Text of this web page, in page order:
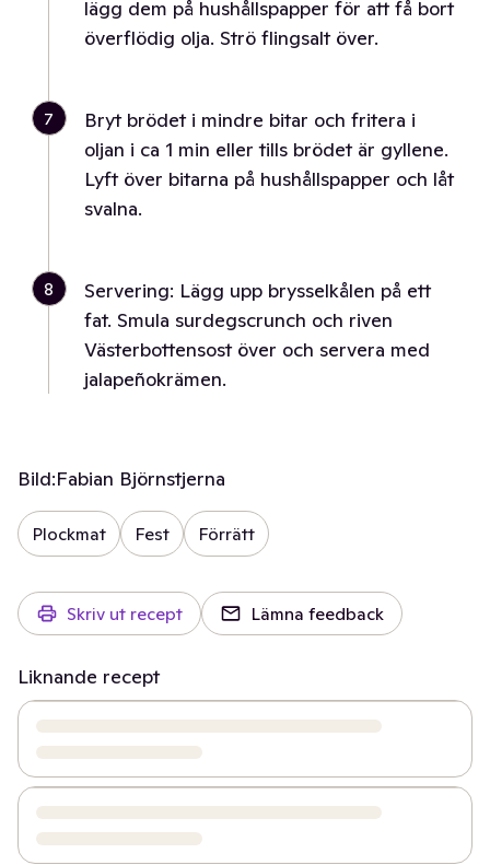
lägg dem på hushållspapper för att få bort
överflödig olja. Strö flingsalt över.
7
Bryt brödet i mindre bitar och fritera i
oljan i ca 1 min eller tills brödet är gyllene.
Lyft över bitarna på hushållspapper och låt
svalna.
8
Servering: Lägg upp brysselkålen på ett
fat. Smula surdegscrunch och riven
Västerbottensost över och servera med
jalapeñokrämen.
Bild:Fabian Björnstjerna
Plockmat Fest Förrätt
Skriv ut recept Lämna feedback
Liknande recept